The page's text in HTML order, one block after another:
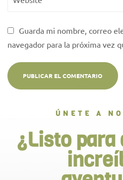
Guarda mi nombre, correo
navegador para la próxima vez
ÚNETE A
¿Listo